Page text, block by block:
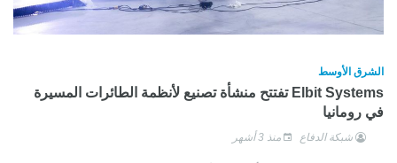
الشرق الأوسط
Elbit Systems تفتتح منشأة تصنيع لأنظمة الطائرات المسيرة
في رومانيا
شبكة الدفاع منذ 3 أشهر